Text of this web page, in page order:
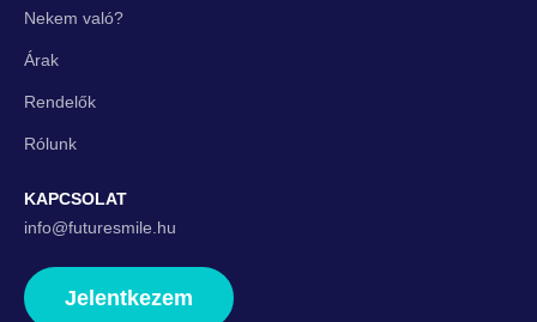
Nekem való?
Árak
Rendelők
Rólunk
KAPCSOLAT
info@futuresmile.hu
Jelentkezem